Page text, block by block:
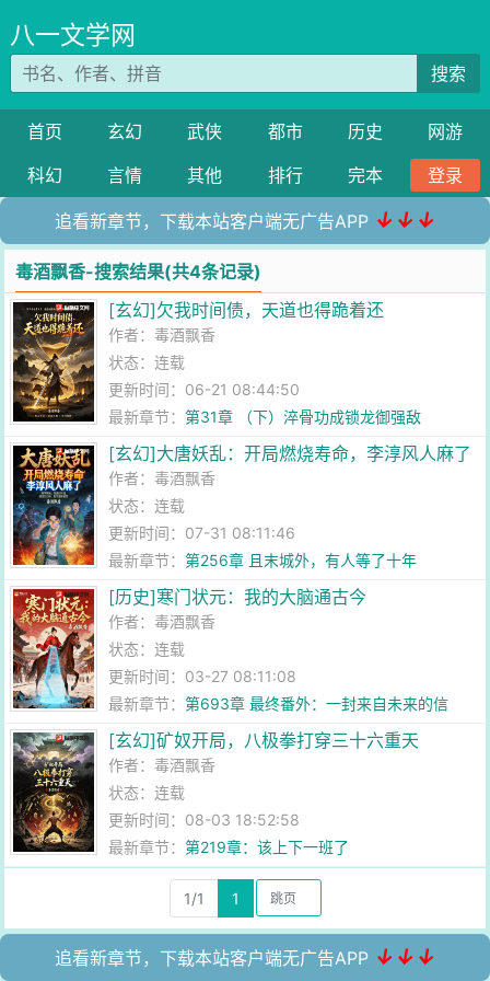
八一文学网
搜索
首页 玄幻 武侠 都市 历史
网游
科幻
言情 其他 排行 完本 登录
追看新章节，下载本站客户端无广告APP ↓↓↓
毒酒飘香-搜索结果(共4条记录)
[玄幻]欠我时间债，天道也得跪着还
作者：毒酒飘香
状态：连载
更新时间：06-21 08:44:50
最新章节：第31章 （下）淬骨功成锁龙御强敌
[玄幻]大唐妖乱：开局燃烧寿命，李淳风人麻了
作者：毒酒飘香
状态：连载
更新时间：07-31 08:11:46
最新章节：第256章 且末城外，有人等了十年
[历史]寒门状元：我的大脑通古今
作者：毒酒飘香
状态：连载
更新时间：03-27 08:11:08
最新章节：第693章 最终番外：一封来自未来的信
[玄幻]矿奴开局，八极拳打穿三十六重天
作者：毒酒飘香
状态：连载
更新时间：08-03 18:52:58
最新章节：第219章：该上下一班了
1/1 1
追看新章节，下载本站客户端无广告APP ↓↓↓